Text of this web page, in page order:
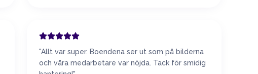
"Allt var super. Boendena ser ut som på bilderna
och våra medarbetare var nöjda. Tack för smidig